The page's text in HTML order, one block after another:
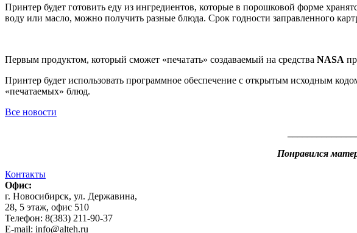
Принтер будет готовить еду из ингредиентов, которые в порошковой форме
воду или масло, можно получить разные блюда. Срок годности заправленного
Первым продуктом, который сможет «печатать» создаваемый на средства NASA
Принтер будет использовать программное обеспечение с открытым исходным
«печатаемых» блюд.
Все новости
Понравился
Контакты
Офис:
г. Новосибирск, ул. Державина,
28, 5 этаж, офис 510
Телефон: 8(383) 211-90-37
E-mail: info@alteh.ru